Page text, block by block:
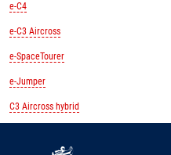
e-C4
e-C3 Aircross
e-SpaceTourer
e-Jumper
C3 Aircross hybrid